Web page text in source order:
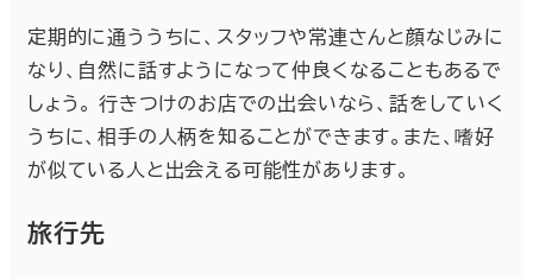
定期的に通ううちに、スタッフや常連さんと顔なじみに
なり、自然に話すようになって仲良くなることもあるで
しょう。 行きつけのお店での出会いなら、話をしていく
うちに、相手の人柄を知ることができます。また、嗜好
が似ている人と出会える可能性があります。
旅行先